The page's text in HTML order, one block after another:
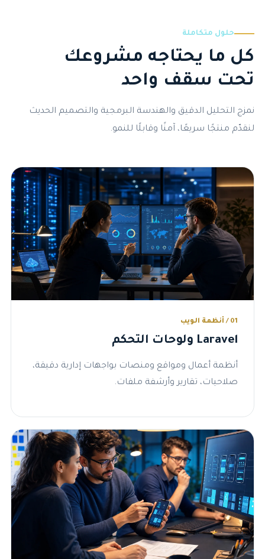
حلول متكاملة
كل ما يحتاجه مشروعك
تحت سقف واحد
نمزج التحليل الدقيق والهندسة البرمجية والتصميم الحديث
لنقدّم منتجًا سريعًا، آمنًا وقابلًا للنمو.
01 / أنظمة الويب
Laravel ولوحات التحكم
أنظمة أعمال ومواقع ومنصات بواجهات إدارية دقيقة،
صلاحيات، تقارير وأرشفة ملفات.